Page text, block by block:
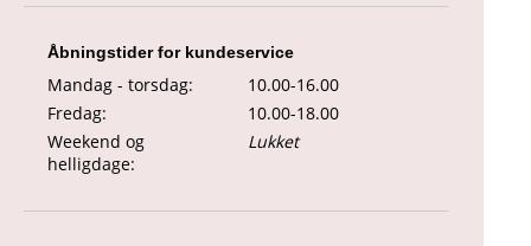
Åbningstider for kundeservice
Mandag - torsdag:
10.00-16.00
Fredag:
10.00-18.00
Weekend og
helligdage:
Lukket